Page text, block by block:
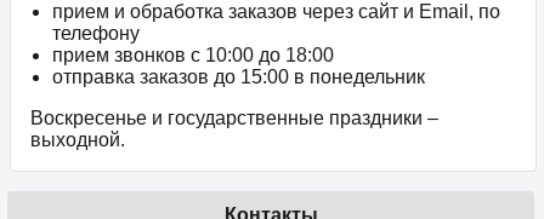
прием и обработка заказов через сайт и Email, по
телефону
прием звонков c 10:00 до 18:00
отправка заказов до 15:00 в понедельник
Воскресенье и государственные праздники –
выходной.
Контакты